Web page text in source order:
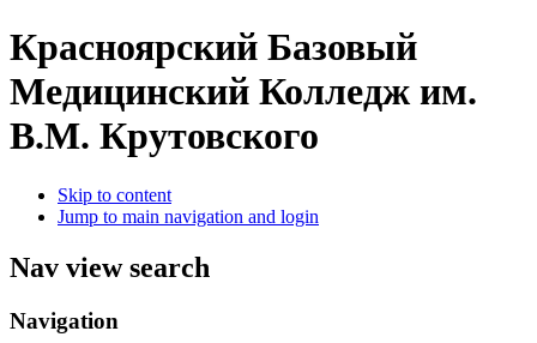
Красноярский Базовый
Медицинский Колледж им.
В.М. Крутовского
Skip to content
Jump to main navigation and login
Nav view search
Navigation